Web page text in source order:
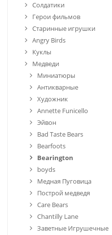
Солдатики
Герои фильмов
Старинные игрушки
Angry Birds
Куклы
Медведи
Миниатюры
Антикварные
Художник
Annette Funicello
Эйвон
Bad Taste Bears
Bearfoots
Bearington
boyds
Медная Пуговица
Построй медведя
Care Bears
Chantilly Lane
Заветные Игрушечные